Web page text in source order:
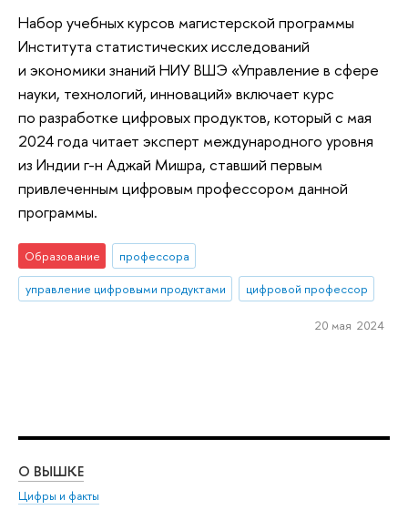
Набор учебных курсов магистерской программы
Института статистических исследований
и экономики знаний НИУ ВШЭ «Управление в сфере
науки, технологий, инноваций» включает курс
по разработке цифровых продуктов, который с мая
2024 года читает эксперт международного уровня
из Индии г-н Аджай Мишра, ставший первым
привлеченным цифровым профессором данной
программы.
Образование
профессора
управление цифровыми продуктами
цифровой профессор
20 мая 2024
О ВЫШКЕ
Цифры и факты